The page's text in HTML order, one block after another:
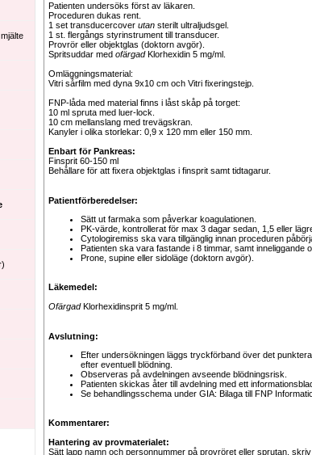
Patienten undersöks först av läkaren.
Proceduren dukas rent.
1 set transducercover utan sterilt ultraljudsgel.
1 st. flergångs styrinstrument till transducer.
Provrör eller objektglas (doktorn avgör).
Spritsuddar med ofärgadKlorhexidin 5 mg/ml.
Omläggningsmaterial:
Vitri sårfilm med dyna 9x10 cm och Vitri fixeringstejp.
FNP-låda med material finns i låst skåp på torget:
10 ml spruta med luer-lock.
10 cm mellanslang med trevägskran.
Kanyler i olika storlekar: 0,9 x 120 mm eller 150 mm.
Enbart för Pankreas:
Finsprit 60-150 ml
Behållare för att fixera objektglas i finsprit samt tidtagarur.
Patientförberedelser:
Sätt ut farmaka som påverkar koagulationen.
PK-värde, kontrollerat för max 3 dagar sedan, 1,5 eller
Cytologiremiss ska vara tillgänglig innan proceduren
Patienten ska vara fastande i 8 timmar, samt inneliggande
Prone, supine eller sidoläge (doktorn avgör).
Läkemedel:
OfärgadKlorhexidinsprit 5 mg/ml.
Avslutning:
Efter undersökningen läggs tryckförband över det
efter eventuell blödning.
Observeras på avdelningen avseende blödningsrisk.
Patienten skickas åter till avdelning med ett
Se behandlingsschema under GIA: Bilaga till FNP
Kommentarer:
Hantering av provmaterialet:
Sätt lapp namn och personnummer på provröret eller sprutan,